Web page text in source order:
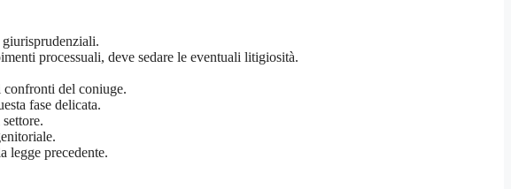
giurisprudenziali.
processuali, deve sedare le eventuali litigiosità.
confronti del coniuge.
fase delicata.
legge precedente.